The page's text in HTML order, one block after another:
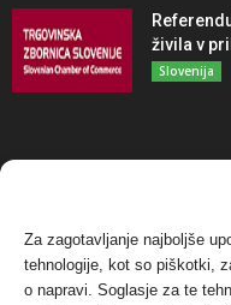
Za zagotavljanje najboljše
tehnologije, kot so piškotki,
o napravi. Soglasje za te
živila v
Slovenija
NAJBOLJ
Protest
svetu pa
Dogodki